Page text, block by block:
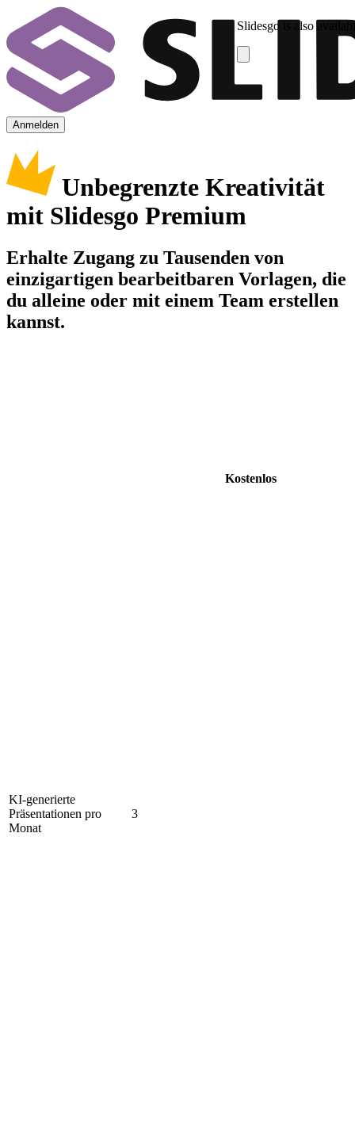
Slidesgo is also
Anmelden
Unbegrenzte Kreativität
mit Slidesgo Premium
Erhalte Zugang zu Tausenden von
einzigartigen bearbeitbaren Vorlagen, die
du alleine oder mit einem Team erstellen
kannst.
Kostenlos
KI-generierte
Präsentationen pro
Monat
3